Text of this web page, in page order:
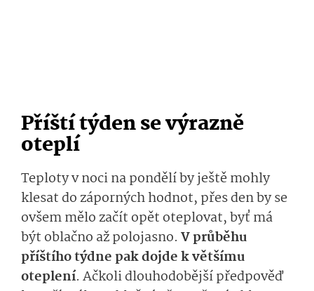
Příští týden se výrazně
oteplí
Teploty v noci na pondělí by ještě mohly
klesat do záporných hodnot, přes den by se
ovšem mělo začít opět oteplovat, byť má
být oblačno až polojasno. V průběhu
příštího týdne pak dojde k většímu
oteplení. Ačkoli dlouhodobější předpověď